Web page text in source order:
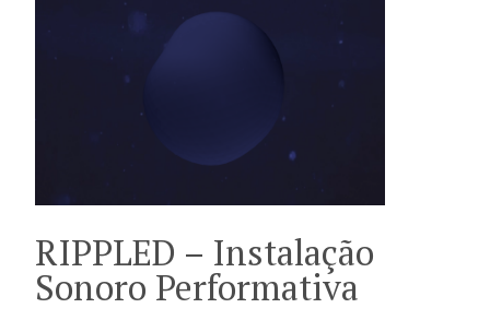
RIPPLED – Instalação
Sonoro Performativa